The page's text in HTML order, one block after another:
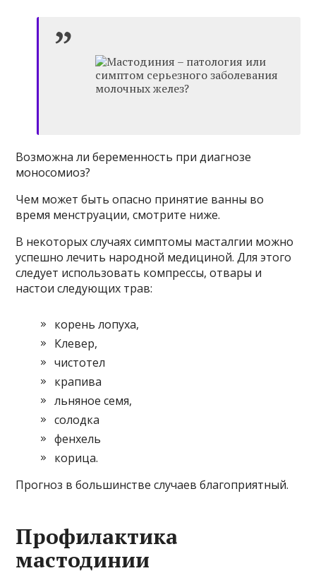
Возможна ли беременность при диагнозе
моносомиоз?
Чем может быть опасно принятие ванны во
время менструации, смотрите ниже.
В некоторых случаях симптомы масталгии можно
успешно лечить народной медициной. Для этого
следует использовать компрессы, отвары и
настои следующих трав:
корень лопуха,
Клевер,
чистотел
крапива
льняное семя,
солодка
фенхель
корица.
Прогноз в большинстве случаев благоприятный.
Профилактика
мастодинии